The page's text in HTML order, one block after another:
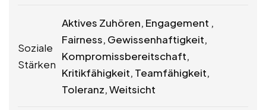
Soziale
Stärken
Aktives Zuhören, Engagement ,
Fairness, Gewissenhaftigkeit,
Kompromissbereitschaft,
Kritikfähigkeit, Teamfähigkeit,
Toleranz, Weitsicht